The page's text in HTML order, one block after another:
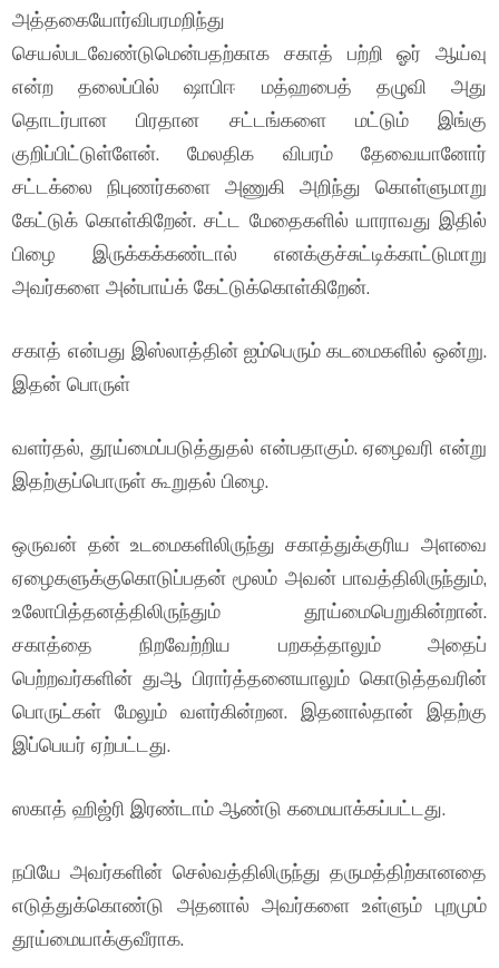
அத்தகையோர்விபரமறிந்து
செயல்படவேண்டுமென்பதற்காக சகாத் பற்றி ஓர் ஆய்வு
என்ற தலைப்பில் ஷாபிஈ மத்ஹபைத் தழுவி அது
தொடர்பான பிரதான சட்டங்களை மட்டும் இங்கு
குறிப்பிட்டுள்ளேன். மேலதிக விபரம் தேவையானோர்
சட்டக்லை நிபுணர்களை அணுகி அறிந்து கொள்ளுமாறு
கேட்டுக் கொள்கிறேன். சட்ட மேதைகளில் யாராவது இதில்
பிழை இருக்கக்கண்டால் எனக்குச்சுட்டிக்காட்டுமாறு
அவர்களை அன்பாய்க் கேட்டுக்கொள்கிறேன்.
சகாத் என்பது இஸ்லாத்தின் ஐம்பெரும் கடமைகளில் ஒன்று.
இதன் பொருள்
வளர்தல், தூய்மைப்படுத்துதல் என்பதாகும். ஏழைவரி என்று
இதற்குப்பொருள் கூறுதல் பிழை.
ஒருவன் தன் உடமைகளிலிருந்து சகாத்துக்குரிய அளவை
ஏழைகளுக்குகொடுப்பதன் மூலம் அவன் பாவத்திலிருந்தும்,
உலோபித்தனத்திலிருந்தும் தூய்மைபெறுகின்றான்.
சகாத்தை நிறவேற்றிய பறகத்தாலும் அதைப்
பெற்றவர்களின் துஆ பிரார்த்தனையாலும் கொடுத்தவரின்
பொருட்கள் மேலும் வளர்கின்றன. இதனால்தான் இதற்கு
இப்பெயர் ஏற்பட்டது.
ஸகாத் ஹிஜ்ரி இரண்டாம் ஆண்டு கமையாக்கப்பட்டது.
நபியே அவர்களின் செல்வத்திலிருந்து தருமத்திற்கானதை
எடுத்துக்கொண்டு அதனால் அவர்களை உள்ளும் புறமும்
தூய்மையாக்குவீராக.